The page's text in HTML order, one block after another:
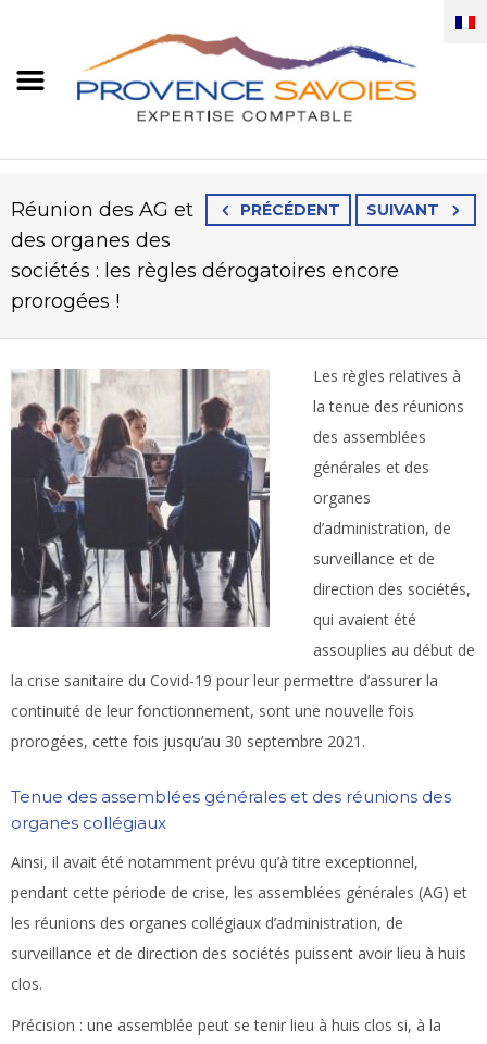
PRÉCÉDENT SUIVANT
Réunion des AG et
des organes des
sociétés : les règles dérogatoires encore
prorogées !
Les règles relatives à
la tenue des réunions
des assemblées
générales et des
organes
d’administration, de
surveillance et de
direction des sociétés,
qui avaient été
assouplies au début de
la crise sanitaire du Covid-19 pour leur permettre d’assurer la
continuité de leur fonctionnement, sont une nouvelle fois
prorogées, cette fois jusqu’au 30 septembre 2021.
Tenue des assemblées générales et des réunions des
organes collégiaux
Ainsi, il avait été notamment prévu qu’à titre exceptionnel,
pendant cette période de crise, les assemblées générales (AG) et
les réunions des organes collégiaux d’administration, de
surveillance et de direction des sociétés puissent avoir lieu à huis
clos.
Précision : une assemblée peut se tenir lieu à huis clos si, à la